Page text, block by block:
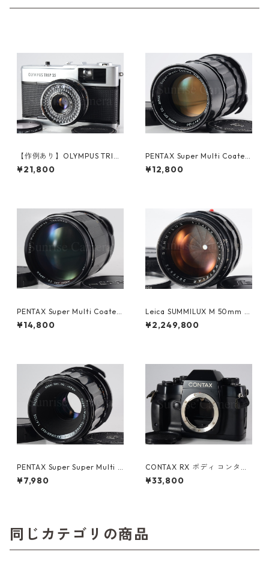
【作例あり】OLYMPUS TRIP3
5 / D.Zuiko 40mm F2.8 オー
バーホール済み オリンパス フ
¥21,800
PENTAX Super Multi Coated
TAKUMAR 6×7 200mm F4
ペンタックス (61363)
¥12,800
PENTAX Super Multi Coated
TAKUMAR 135mm F2.5 M42
ペンタックス (61343)
¥14,800
Leica SUMMILUX M 50mm F
1.4 ブラックペイント 初代 ラ
イカ (61465)
¥2,249,800
PENTAX Super Super Multi C
oated MACRO TAKUMAR 6×
7 135mm F4 ペンタックス (61
¥7,980
CONTAX RX ボディ コンタッ
クス（61072）
¥33,800
同じカテゴリの商品